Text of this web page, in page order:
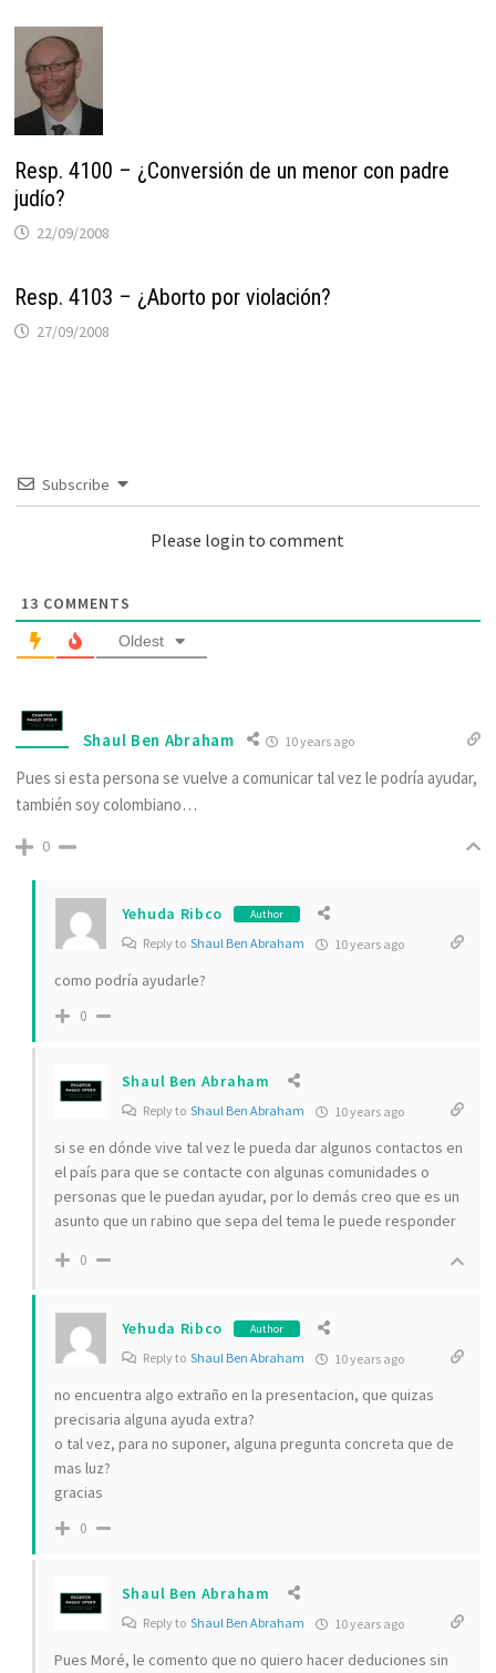
Resp. 4100 – ¿Conversión de un menor con padre
judío?
22/09/2008
Resp. 4103 – ¿Aborto por violación?
27/09/2008
Subscribe
Please login to comment
13 COMMENTS
Oldest
Shaul Ben Abraham 10 years ago
Pues si esta persona se vuelve a comunicar tal vez le podría ayudar,
también soy colombiano…
0
Yehuda Ribco Author
Reply to Shaul Ben Abraham 10 years ago
como podría ayudarle?
0
Shaul Ben Abraham
Reply to Shaul Ben Abraham 10 years ago
si se en dónde vive tal vez le pueda dar algunos contactos en
el país para que se contacte con algunas comunidades o
personas que le puedan ayudar, por lo demás creo que es un
asunto que un rabino que sepa del tema le puede responder
0
Yehuda Ribco Author
Reply to Shaul Ben Abraham 10 years ago
no encuentra algo extraño en la presentacion, que quizas
precisaria alguna ayuda extra?
o tal vez, para no suponer, alguna pregunta concreta que de
mas luz?
gracias
0
Shaul Ben Abraham
Reply to Shaul Ben Abraham 10 years ago
Pues Moré, le comento que no quiero hacer deduciones sin